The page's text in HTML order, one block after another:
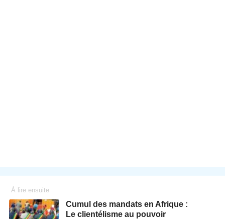
À lire ensuite
Cumul des mandats en Afrique :
Le clientélisme au pouvoir